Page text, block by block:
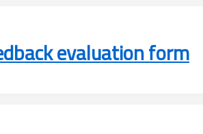
evaluation form